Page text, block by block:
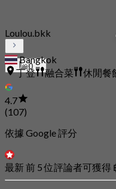
0
Loulou.bkk
Bangkok
丁登
融合菜 休閒餐
4.7
(107)
依據 Google 評分
最新 前 5 位評論者可獲得